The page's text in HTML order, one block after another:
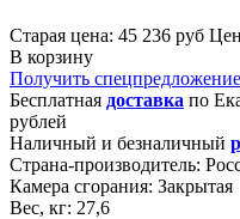
Старая цена: 45 236 руб
В корзину
Получить спецпредложение
Бесплатная доставка по
рублей
Наличный и безналичный
Страна-производитель:
Камера сгорания: Закрытая
Вес, кг: 27,6